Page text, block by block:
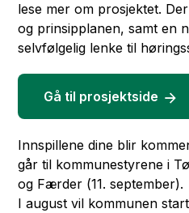
lese mer om prosjektet.
og prinsipplanen, samt en
selvfølgelig lenke til
Gå til prosjektside
Innspillene dine blir
går til kommunestyrene i
og Færder (11. september).
I august vil kommunen